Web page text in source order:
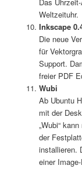
Weltzeituhr.
Inkscape
Die neue
für
Support.
freier PDF
Wubi
Ab Ubuntu
mit der
„Wubi“
der
installieren.
einer